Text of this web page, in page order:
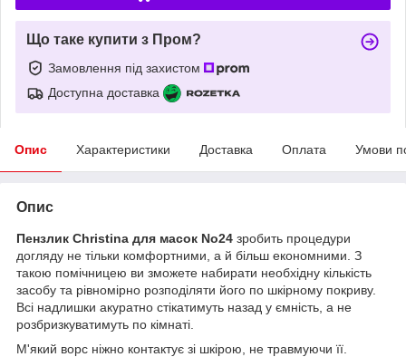
Що таке купити з Пром?
Замовлення під захистом
Доступна доставка
Опис Характеристики Доставка Оплата Умови
Опис
Пензлик Christina для масок No24 зробить процедури
догляду не тільки комфортними, а й більш економними. З
такою помічницею ви зможете набирати необхідну кількість
засобу та рівномірно розподіляти його по шкірному покриву.
Всі надлишки акуратно стікатимуть назад у ємність, а не
розбризкуватимуть по кімнаті.
М'який ворс ніжно контактує зі шкірою, не травмуючи її.